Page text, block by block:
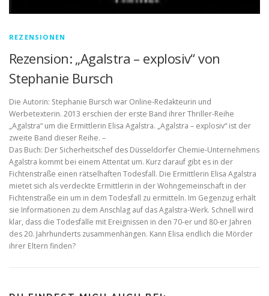
REZENSIONEN
Rezension: „Agalstra – explosiv“ von
Stephanie Bursch
Die Autorin: Stephanie Bursch war Online-Redakteurin und
Werbetexterin. 2013 erschien der erste Band ihrer Thriller-Reihe
„Agalstra“ um die Ermittlerin Elisa Agalstra. „Agalstra – explosiv“ ist der
zweite Band dieser Reihe. –
Das Buch: Der Sicherheitschef des Düsseldorfer Chemie-Unternehmens
Agalstra kommt bei einem Attentat um. Kurz darauf gibt es in der
Fichtenstraße einen rätselhaften Todesfall. Die Ermittlerin Elisa Agalstra
mietet sich als verdeckte Ermittlerin in der Wohngemeinschaft in der
Fichtenstraße ein um in dem Todesfall zu ermitteln. Im Gegenzug erhält
sie Informationen zu dem Anschlag auf das Agalstra-Werk. Schnell wird
klar, dass die Todesfälle mit Ereignissen in den 70-er und 80-er Jahren
des 20. Jahrhunderts zusammenhängen. Kann Elisa endlich die Mörder
ihrer Eltern finden?